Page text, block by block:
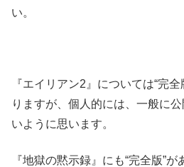
い。
『エイリアン2』については“完
りますが、個人的には、一般に
いように思います。
『地獄の黙示録』にも“完全版”